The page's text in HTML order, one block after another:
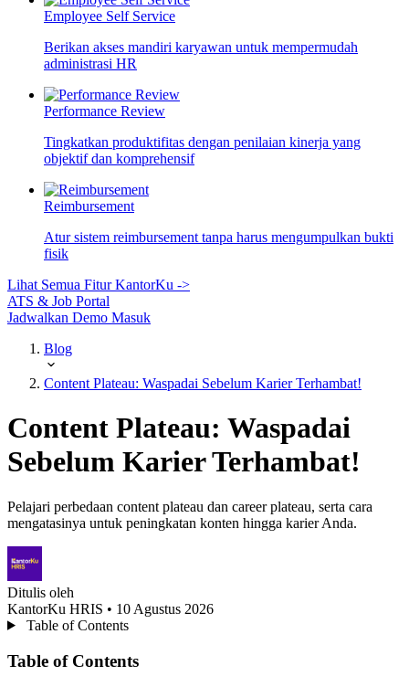
Employee Self Service
Berikan akses mandiri karyawan untuk mempermudah
administrasi HR
Performance Review
Tingkatkan produktifitas dengan penilaian kinerja yang
objektif dan komprehensif
Reimbursement
Atur sistem reimbursement tanpa harus mengumpulkan bukti
fisik
Lihat Semua Fitur KantorKu ->
ATS & Job Portal
Jadwalkan Demo Masuk
Blog
Content Plateau: Waspadai Sebelum Karier Terhambat!
Content Plateau: Waspadai
Sebelum Karier Terhambat!
Pelajari perbedaan content plateau dan career plateau, serta cara
mengatasinya untuk peningkatan konten hingga karier Anda.
Ditulis oleh
KantorKu HRIS • 10 Agustus 2026
Table of Contents
Table of Contents